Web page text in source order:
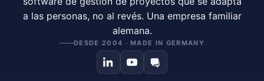
a las personas, no al revés. Una empresa familiar
alemana.
DESDE 2004 · MADE IN GERMANY